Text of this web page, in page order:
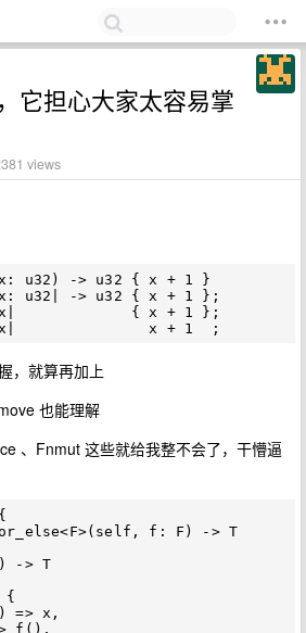
它担心大家太容易掌
views
u32) -> u32 { x + 1 }
u32| -> u32 { x + 1 };
|x|             { x + 1 };
，就算再加上
也能理解
、Fnmut 这些就给我整不会了，干懵逼